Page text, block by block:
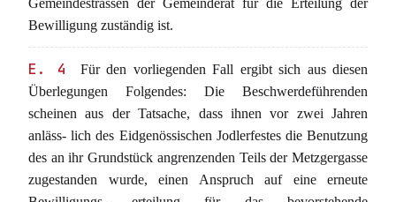
Gemeindestrassen der Gemeinderat für die Erteilung der
Bewilligung zuständig ist.
E. 4
Für den vorliegenden Fall ergibt sich aus diesen
Überlegungen Folgendes: Die Beschwerdeführenden
scheinen aus der Tatsache, dass ihnen vor zwei Jahren
anläss- lich des Eidgenössischen Jodlerfestes die Benutzung
des an ihr Grundstück angrenzenden Teils der Metzgergasse
zugestanden wurde, einen Anspruch auf eine erneute